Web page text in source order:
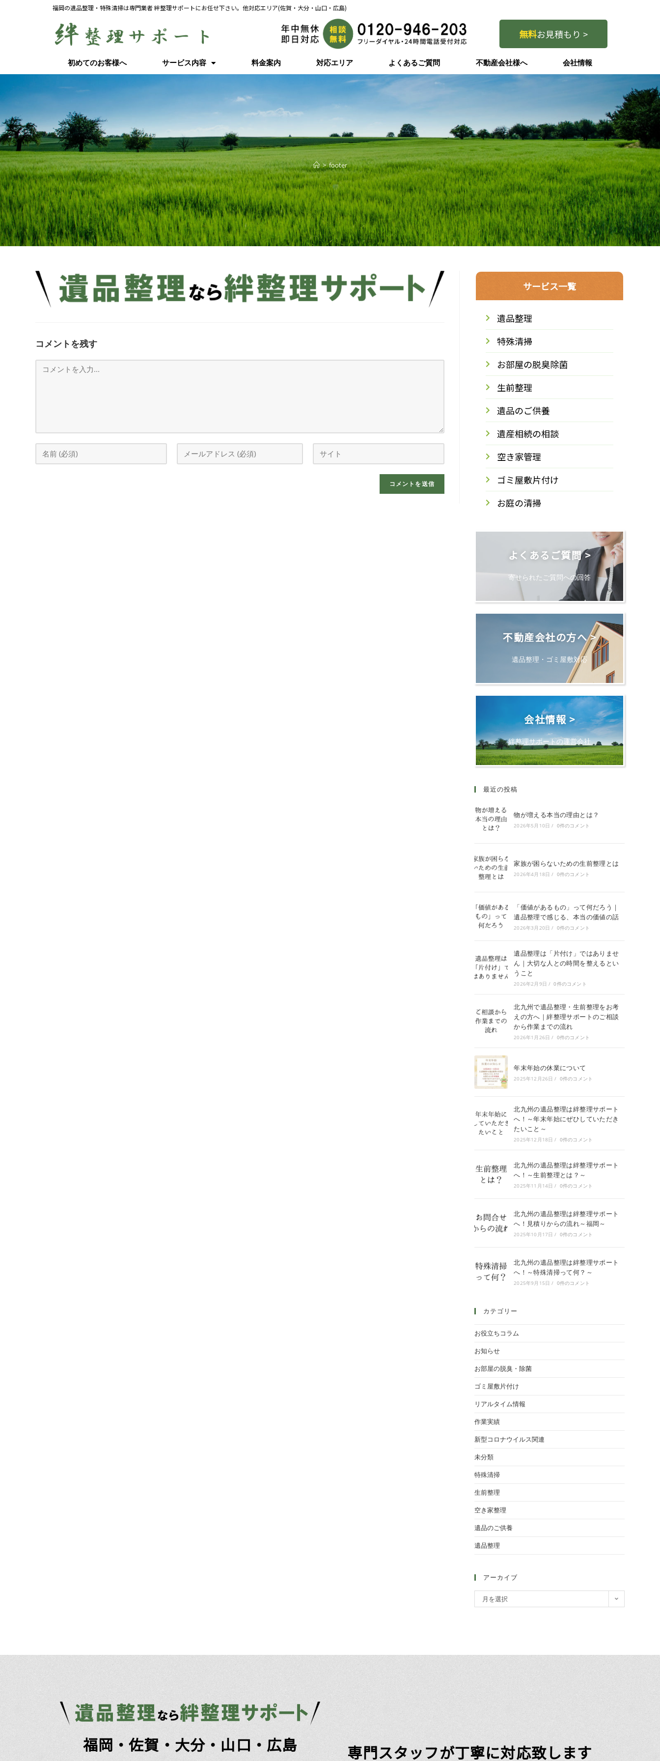
福岡の遺品整理・特殊清掃は専門業者 絆整理サポートにお任せ下さい。他対応エリア(佐賀・大分・山口・広島)
無料お見積もり >
初めてのお客様へ サービス内容 料金案内 対応エリア よくあるご質問 不動産会社様へ 会社情報
> footer
コメントを残す
サービス一覧
遺品整理
特殊清掃
お部屋の脱臭除菌
生前整理
遺品のご供養
遺産相続の相談
空き家管理
ゴミ屋敷片付け
お庭の清掃
よくあるご質問 >
寄せられたご質問への回答
不動産会社の方へ >
遺品整理・ゴミ屋敷対応
会社情報 >
絆整理サポートの運営会社
最近の投稿
物が増える本当の理由とは？
2026年5月10日 / 0件のコメント
家族が困らないための生前整理とは
2026年4月18日 / 0件のコメント
「価値があるもの」って何だろう｜
遺品整理で感じる、本当の価値の話
2026年3月20日 / 0件のコメント
遺品整理は「片付け」ではありませ
ん｜大切な人との時間を整えるとい
うこと
2026年2月9日 / 0件のコメント
北九州で遺品整理・生前整理をお考
えの方へ｜絆整理サポートのご相談
から作業までの流れ
2026年1月26日 / 0件のコメント
年末年始の休業について
2025年12月26日 / 0件のコメント
北九州の遺品整理は絆整理サポート
へ！～年末年始にぜひしていただき
たいこと～
2025年12月18日 / 0件のコメント
北九州の遺品整理は絆整理サポート
へ！～生前整理とは？～
2025年11月14日 / 0件のコメント
北九州の遺品整理は絆整理サポート
へ！見積りからの流れ～福岡～
2025年10月17日 / 0件のコメント
北九州の遺品整理は絆整理サポート
へ！～特殊清掃って何？～
2025年9月15日 / 0件のコメント
カテゴリー
お役立ちコラム
お知らせ
お部屋の脱臭・除菌
ゴミ屋敷片付け
リアルタイム情報
作業実績
新型コロナウイルス関連
未分類
特殊清掃
生前整理
空き家整理
遺品のご供養
遺品整理
アーカイブ
月を選択
福岡・佐賀・大分・山口・広島 専門スタッフが丁寧に対応致します